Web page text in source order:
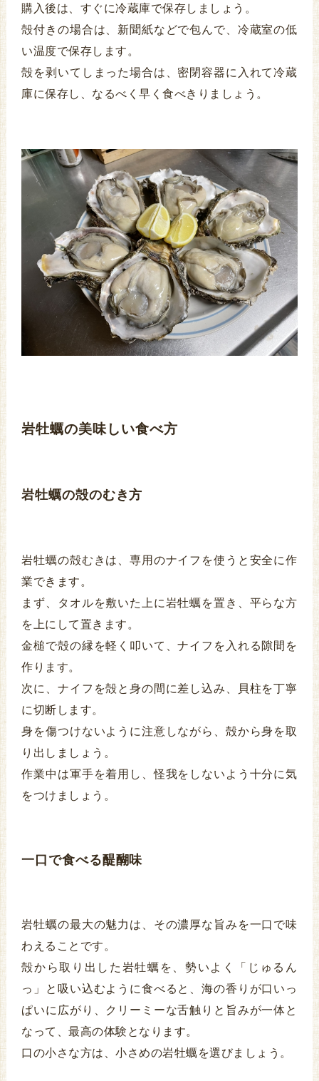
購入後は、すぐに冷蔵庫で保存しましょう。
殻付きの場合は、新聞紙などで包んで、冷蔵室の低
い温度で保存します。
殻を剥いてしまった場合は、密閉容器に入れて冷蔵
庫に保存し、なるべく早く食べきりましょう。
岩牡蠣の美味しい食べ方
岩牡蠣の殻のむき方
岩牡蠣の殻むきは、専用のナイフを使うと安全に作
業できます。
まず、タオルを敷いた上に岩牡蠣を置き、平らな方
を上にして置きます。
金槌で殻の縁を軽く叩いて、ナイフを入れる隙間を
作ります。
次に、ナイフを殻と身の間に差し込み、貝柱を丁寧
に切断します。
身を傷つけないように注意しながら、殻から身を取
り出しましょう。
作業中は軍手を着用し、怪我をしないよう十分に気
をつけましょう。
一口で食べる醍醐味
岩牡蠣の最大の魅力は、その濃厚な旨みを一口で味
わえることです。
殻から取り出した岩牡蠣を、勢いよく「じゅるん
っ」と吸い込むように食べると、海の香りが口いっ
ぱいに広がり、クリーミーな舌触りと旨みが一体と
なって、最高の体験となります。
口の小さな方は、小さめの岩牡蠣を選びましょう。